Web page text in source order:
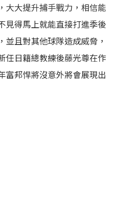
大大提升捕手戰力，相信能
見得馬上就能直接打進季後
且對其他球隊造成威脅，
任日籍總教練後藤光尊在作
富邦悍將沒意外將會展現出